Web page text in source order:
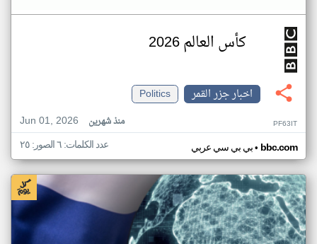
كأس العالم 2026
اخبار جزر القمر
Politics
Jun 01, 2026
منذ شهرين PF63IT
بي بي سي عربي• bbc.com عدد الكلمات: ٦ الصور: ٢٥